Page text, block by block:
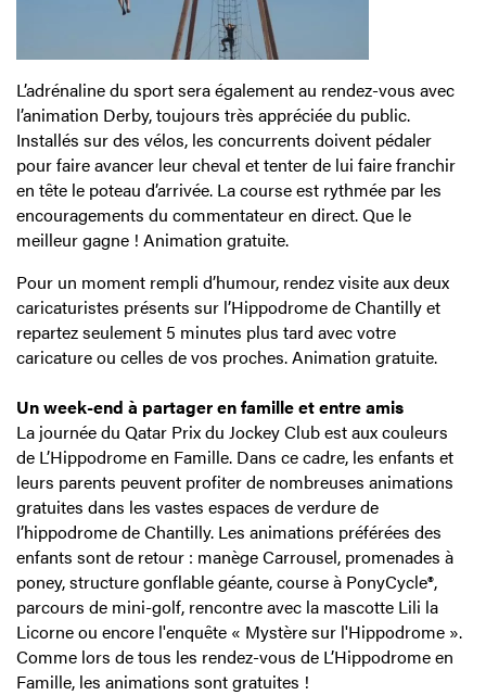
L’adrénaline du sport sera également au rendez-vous avec
l’animation Derby, toujours très appréciée du public.
Installés sur des vélos, les concurrents doivent pédaler
pour faire avancer leur cheval et tenter de lui faire franchir
en tête le poteau d’arrivée. La course est rythmée par les
encouragements du commentateur en direct. Que le
meilleur gagne ! Animation gratuite.
Pour un moment rempli d’humour, rendez visite aux deux
caricaturistes présents sur l’Hippodrome de Chantilly et
repartez seulement 5 minutes plus tard avec votre
caricature ou celles de vos proches. Animation gratuite.
Un week-end à partager en famille et entre amis
La journée du Qatar Prix du Jockey Club est aux couleurs
de L’Hippodrome en Famille. Dans ce cadre, les enfants et
leurs parents peuvent profiter de nombreuses animations
gratuites dans les vastes espaces de verdure de
l’hippodrome de Chantilly. Les animations préférées des
enfants sont de retour : manège Carrousel, promenades à
poney, structure gonflable géante, course à PonyCycle®,
parcours de mini-golf, rencontre avec la mascotte Lili la
Licorne ou encore l'enquête « Mystère sur l'Hippodrome ».
Comme lors de tous les rendez-vous de L’Hippodrome en
Famille, les animations sont gratuites !